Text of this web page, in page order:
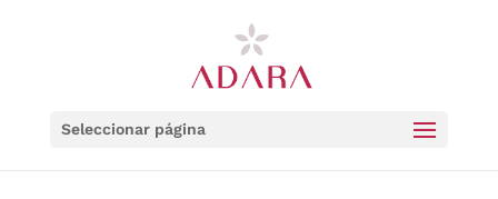
Seleccionar página